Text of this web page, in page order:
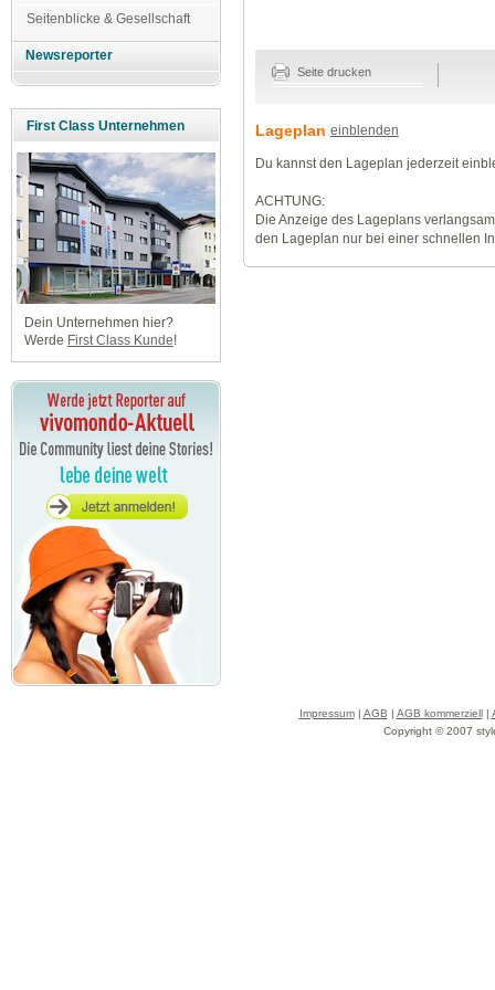
Seitenblicke & Gesellschaft
Newsreporter
First Class Unternehmen
Dein Unternehmen hier?
Werde First Class Kunde!
Seite drucken
Lageplan einblenden
Du kannst den Lageplan jederzeit
ACHTUNG:
Die Anzeige des Lageplans
den Lageplan nur bei einer schnellen
Impressum| AGB | AGB kommerziell|
Copyright © 2007